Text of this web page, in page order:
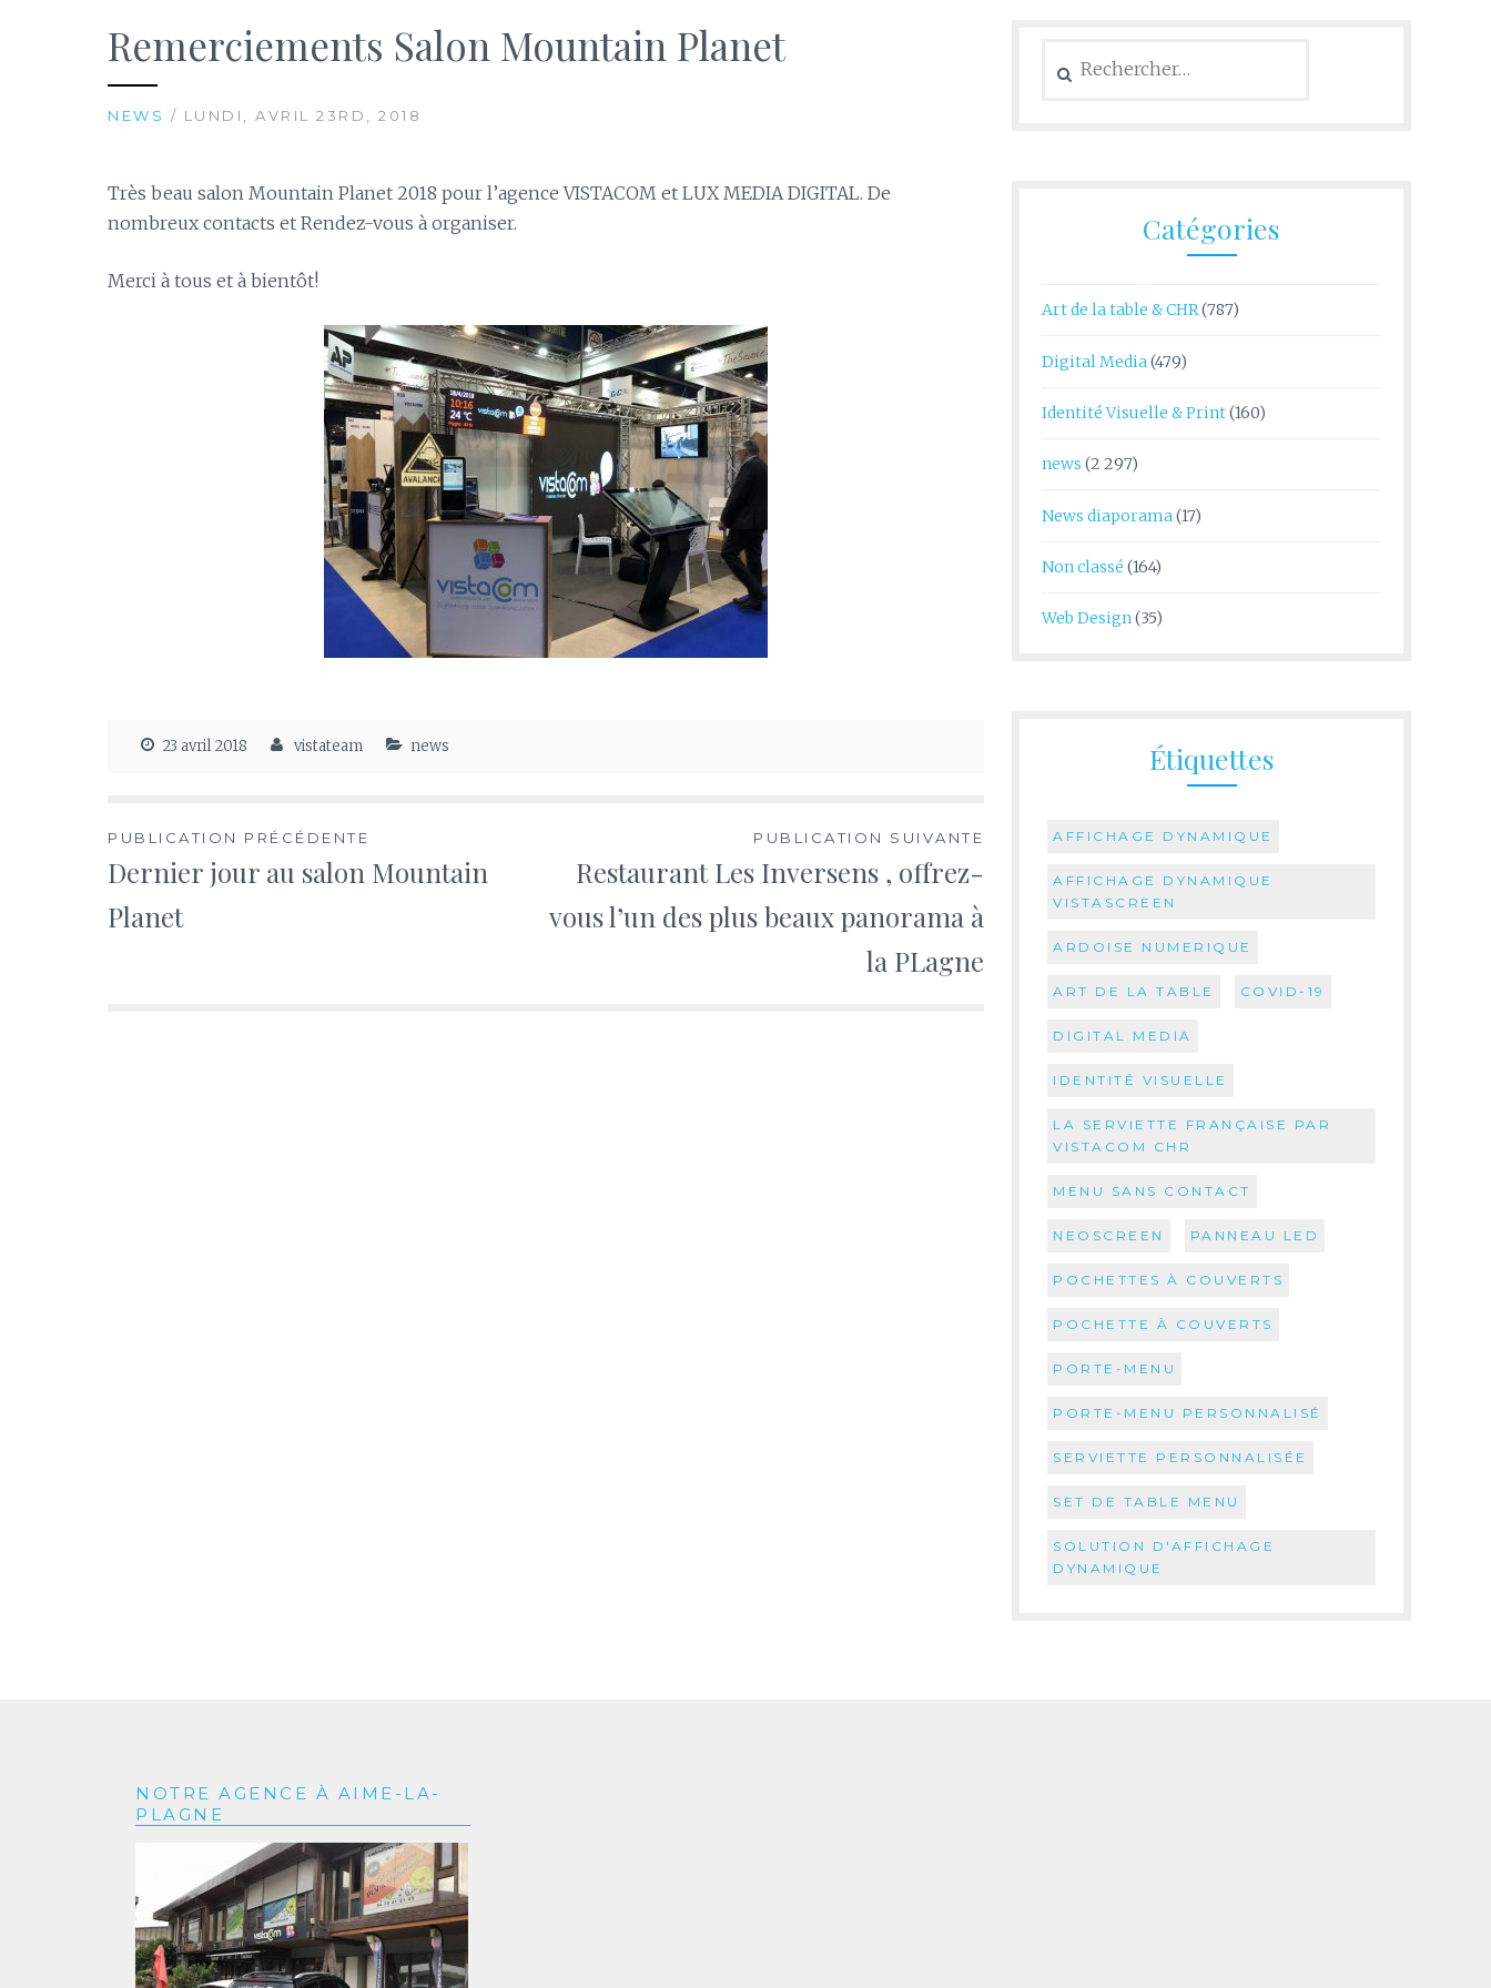
Remerciements Salon Mountain Planet
NEWS / LUNDI, AVRIL 23RD, 2018
Très beau salon Mountain Planet 2018 pour l’agence VISTACOM et LUX MEDIA DIGITAL. De
nombreux contacts et Rendez-vous à organiser.
Merci à tous et à bientôt!
23 avril 2018 vistateam news
Navigation
de
PUBLICATION PRÉCÉDENTE
Dernier jour au salon Mountain
Planet
PUBLICATION SUIVANTE
Restaurant Les Inversens , offrez-
vous l’un des plus beaux panorama à
la PLagne
Catégories
Art de la table & CHR(787)
Digital Media (479)
Identité Visuelle & Print(160)
news (2 297)
News diaporama(17)
Non classé (164)
Web Design(35)
Étiquettes
AFFICHAGE DYNAMIQUE
AFFICHAGE DYNAMIQUE
VISTASCREEN
ARDOISE NUMERIQUE
ART DE LA TABLE COVID-19
DIGITAL MEDIA
IDENTITÉ VISUELLE
LA SERVIETTE FRANÇAISE PAR
VISTACOM CHR
MENU SANS CONTACT
NEOSCREEN PANNEAU LED
POCHETTES À COUVERTS
POCHETTE À COUVERTS
PORTE-MENU
PORTE-MENU PERSONNALISÉ
SERVIETTE PERSONNALISÉE
SET DE TABLE MENU
SOLUTION D'AFFICHAGE
DYNAMIQUE
NOTRE AGENCE À AIME-LA-
PLAGNE